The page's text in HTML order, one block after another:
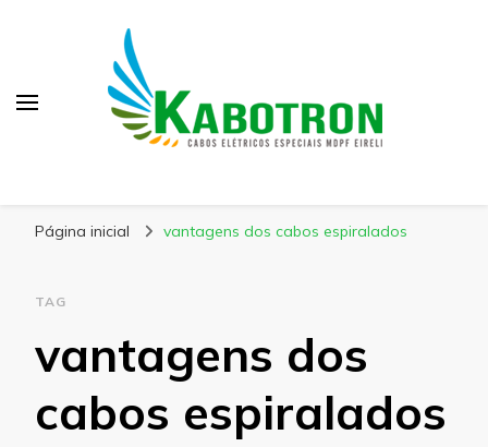
Página inicial vantagens dos cabos espiralados
TAG
vantagens dos
cabos espiralados